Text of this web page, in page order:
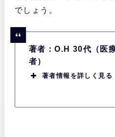
でしょう。
著者：O.H 30代（医
者）
著者情報を詳しく見る